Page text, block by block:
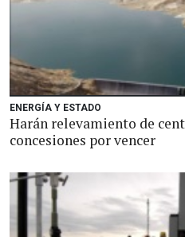
ENERGÍA Y ESTADO
Harán relevamiento de
concesiones por vencer